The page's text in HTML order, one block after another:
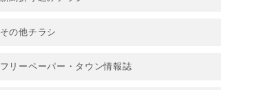
その他チラシ
フリーペーパー・タウン情報誌